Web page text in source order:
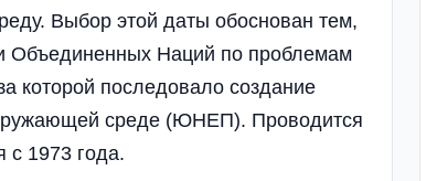
Выбор этой даты обоснован тем,
Объединенных Наций по проблемам
которой последовало создание
среде (ЮНЕП). Проводится
1973 года.